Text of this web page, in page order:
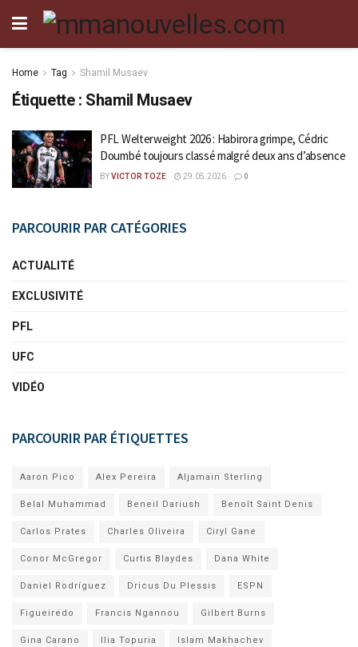
Home Tag Shamil Musaev
Étiquette : Shamil Musaev
PFL Welterweight 2026 : Habirora grimpe, Cédric
Doumbé toujours classé malgré deux ans d’absence
BYVICTOR TOZE 29.05.2026 0
PARCOURIR PAR CATÉGORIES
ACTUALITÉ
EXCLUSIVITÉ
PFL
UFC
VIDÉO
PARCOURIR PAR ÉTIQUETTES
Aaron Pico Alex Pereira Aljamain Sterling
Belal Muhammad Beneil Dariush Benoît Saint Denis
Carlos Prates Charles Oliveira Ciryl Gane
Conor McGregor Curtis Blaydes Dana White
Daniel Rodríguez Dricus Du Plessis ESPN
Figueiredo Francis Ngannou Gilbert Burns
Gina Carano Ilia Topuria Islam Makhachev